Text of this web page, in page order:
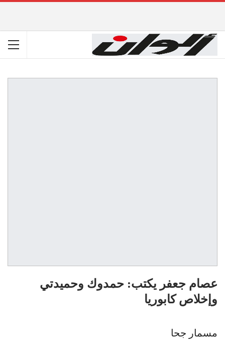
عصام جعفر يكتب: حمدوك وحميدتي
وإخلاص كابوريا
مسمار جحا